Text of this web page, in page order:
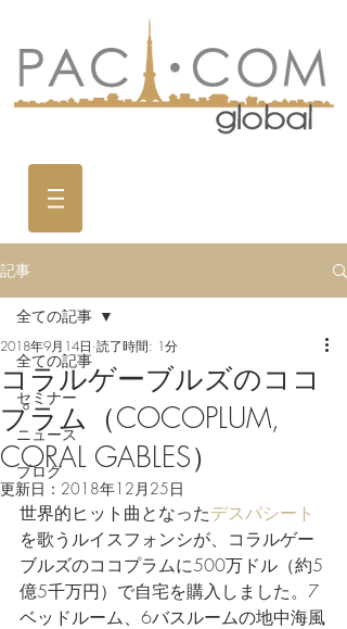
記事
全ての記事
セミナー
ニュース
ブログ
全ての記事
コラルゲーブルズのココ
プラム（COCOPLUM,
CORAL GABLES）
2018年9月14日 読了時間: 1分
更新日： 2018年12月25日
世界的ヒット曲となったデスパシート
を歌うルイスフォンシが、コラルゲー
ブルズのココプラムに500万ドル（約5
億5千万円）で自宅を購入しました。7
ベッドルーム、6バスルームの地中海風